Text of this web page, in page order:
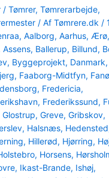
/ Tømrer, Tømrerarbejde,
/ Af Tømrere.dk /
, Aalborg, Aarhus, Ærø,
Assens, Ballerup, Billund,
, Byggeprojekt, Danmark,
, Faaborg-Midtfyn, Fanø
, Fredericia,
, Frederikssund,
Glostrup, Greve, Gribskov,
, Halsnæs, Hedensted
, Hillerød, Hjørring,
, Horsens,
, Ikast-Brande, Ishøj,